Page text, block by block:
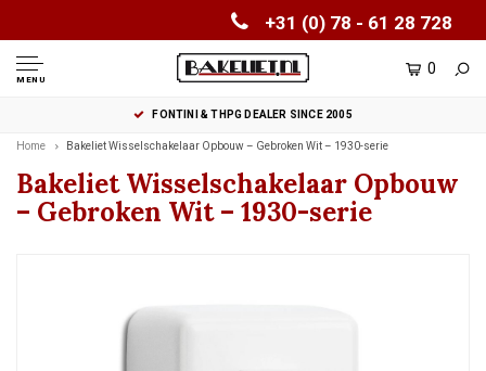
+31 (0) 78 - 61 28 728
MENU
0
FONTINI & THPG DEALER SINCE 2005
Home Bakeliet Wisselschakelaar Opbouw – Gebroken Wit – 1930-serie
Bakeliet Wisselschakelaar Opbouw
– Gebroken Wit – 1930-serie